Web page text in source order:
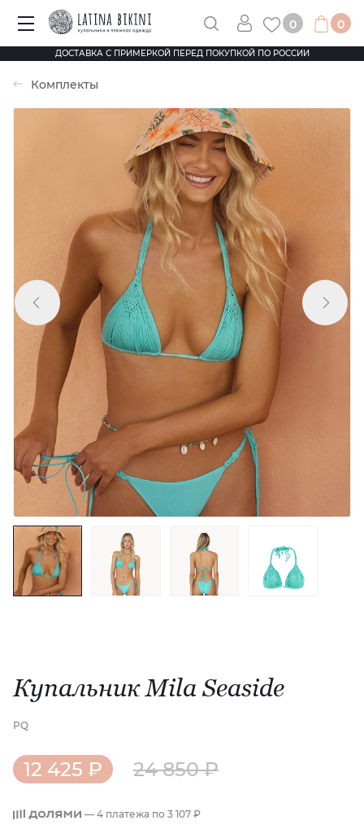
ДОСТАВКА С ПРИМЕРКОЙ ПЕРЕД ПОКУПКОЙ ПО РОССИИ
0 0
Комплекты
Купальник Mila Seaside
PQ
12 425 ₽ 24 850 ₽
— 4 платежа по 3 107 ₽